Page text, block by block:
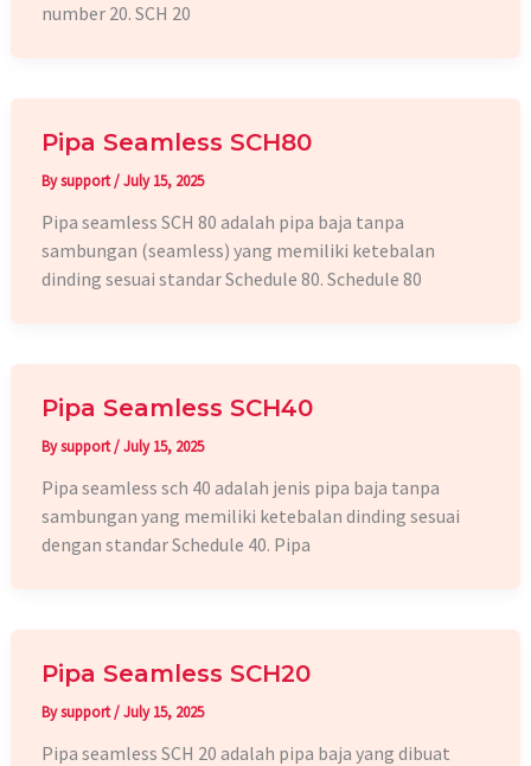
number 20. SCH 20
Pipa Seamless SCH80
Bysupport/July 15, 2025
Pipa seamless SCH 80 adalah pipa baja tanpa
sambungan (seamless) yang memiliki ketebalan
dinding sesuai standar Schedule 80. Schedule 80
Pipa Seamless SCH40
Bysupport/July 15, 2025
Pipa seamless sch 40 adalah jenis pipa baja tanpa
sambungan yang memiliki ketebalan dinding sesuai
dengan standar Schedule 40. Pipa
Pipa Seamless SCH20
Bysupport/July 15, 2025
Pipa seamless SCH 20 adalah pipa baja yang dibuat